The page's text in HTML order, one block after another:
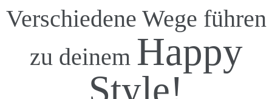
Verschiedene Wege führen
zu deinem Happy
Style!